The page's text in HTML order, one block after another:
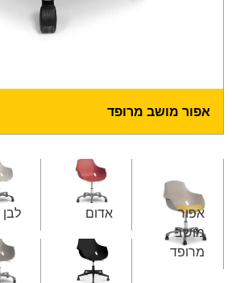
אפור מושב מרופד
אפור
מושב
מרופד
אדום לבן